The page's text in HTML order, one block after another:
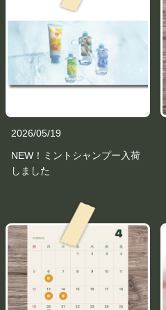
2026/05/19
NEW！ミントシャンプー入荷
しました